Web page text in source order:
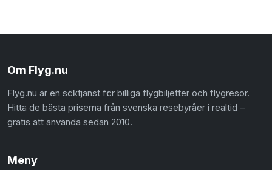
Om Flyg.nu
Flyg.nu är en söktjänst för billiga flygbiljetter och flygresor.
Hitta de bästa priserna från svenska resebyråer i realtid –
gratis att använda sedan 2010.
Meny